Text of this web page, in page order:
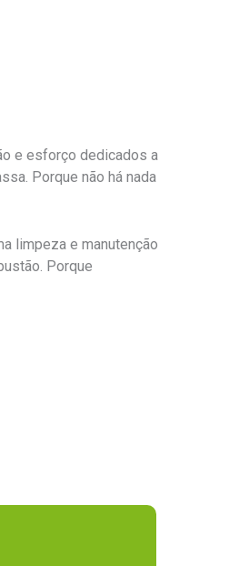
e esforço dedicados a
Porque não há nada
limpeza e manutenção
Porque